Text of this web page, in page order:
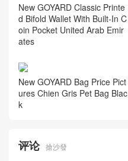
New GOYARD Classic Printe
d Bifold Wallet With Built-In C
oin Pocket United Arab Emir
ates
New GOYARD Bag Price Pict
ures Chien Gris Pet Bag Blac
k
评论 搶沙發